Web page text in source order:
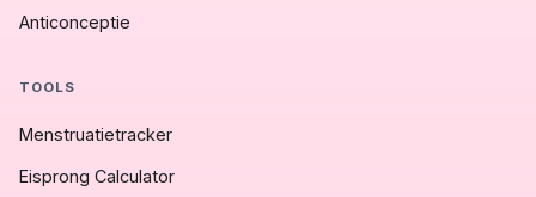
Anticonceptie
TOOLS
Menstruatietracker
Eisprong Calculator